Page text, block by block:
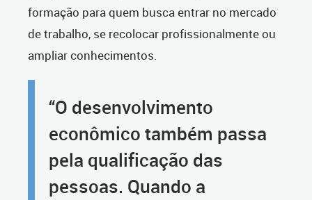
formação para quem busca entrar no mercado
de trabalho, se recolocar profissionalmente ou
ampliar conhecimentos.
“O desenvolvimento
econômico também passa
pela qualificação das
pessoas. Quando a